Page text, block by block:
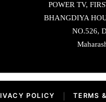
POWER TV,
BHANGDIYA
NO.526,
POLICY TERMS